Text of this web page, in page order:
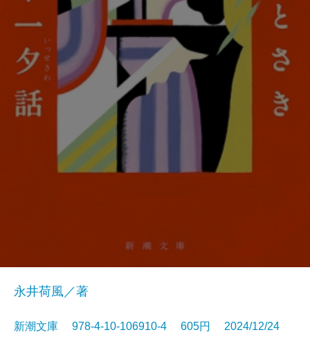
永井荷風／著
新潮文庫 978-4-10-106910-4 605円 2024/12/24